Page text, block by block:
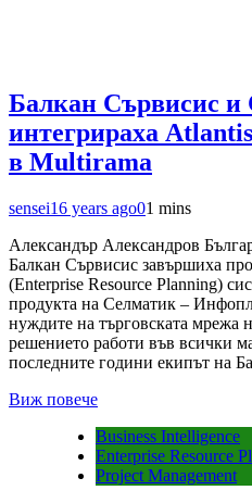
Балкан Сървисис и
интегрираха
в Multirama
sensei16 years ago01 mins
Александър Александров
Балкан Сървисис завършиха
(Enterprise Resource Planning)
продукта на Селматик –
нуждите на търговската мрежа
решението работи във всички
последните години екипът на
Виж повече
Business Intelligence
Enterprise Resource
Project Management